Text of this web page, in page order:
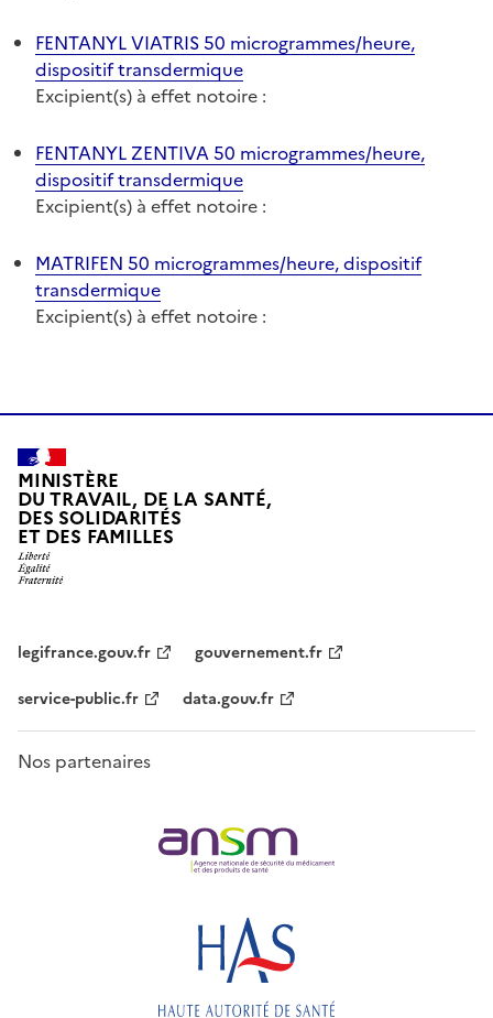
FENTANYL VIATRIS 50 microgrammes/heure,
dispositif transdermique
Excipient(s) à effet notoire :
FENTANYL ZENTIVA 50 microgrammes/heure,
dispositif transdermique
Excipient(s) à effet notoire :
MATRIFEN 50 microgrammes/heure, dispositif
transdermique
Excipient(s) à effet notoire :
MINISTÈRE
DU TRAVAIL, DE LA SANTÉ,
DES SOLIDARITÉS
ET DES FAMILLES
legifrance.gouv.fr
gouvernement.fr
service-public.fr
data.gouv.fr
Nos partenaires